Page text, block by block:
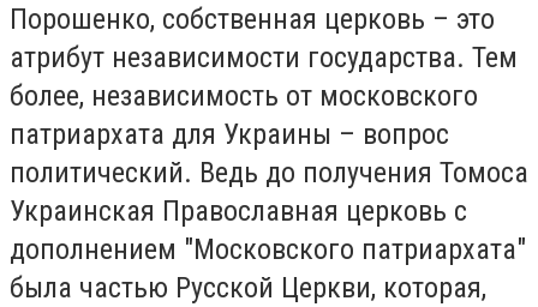
Порошенко, собственная церковь – это
атрибут независимости государства. Тем
более, независимость от московского
патриархата для Украины – вопрос
политический. Ведь до получения Томоса
Украинская Православная церковь с
дополнением "Московского патриархата"
была частью Русской Церкви, которая,